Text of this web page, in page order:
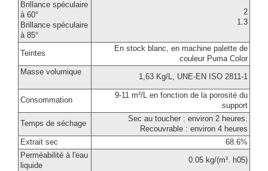
Brillance spéculaire
à 60°
Brillance spéculaire
à 85°
2
1.3
Teintes
En stock blanc, en machine palette de
couleur Puma Color
Masse volumique
1,63 Kg/L, UNE-EN ISO 2811-1
Consommation
9-11 m²/L en fonction de la porosité du
support
Temps de séchage
Sec au toucher : environ 2 heures.
Recouvrable : environ 4 heures
Extrait sec
68.6%
Perméabilité à l'eau
liquide
0.05 kg/(m². h05)